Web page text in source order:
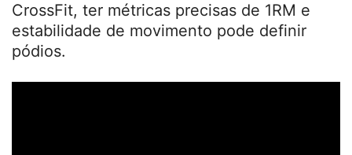
CrossFit, ter métricas precisas de 1RM e
estabilidade de movimento pode definir
pódios.